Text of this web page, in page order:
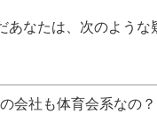
あなたは、次のような
会社も体育会系なの？